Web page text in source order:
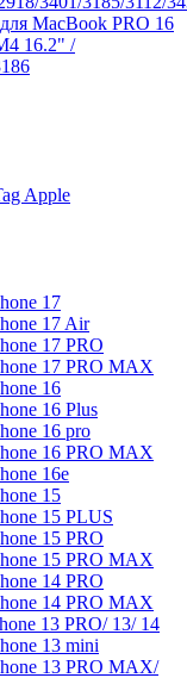
MacBook PRO 16
16.2" /
Apple
17
17 Air
17 PRO
17 PRO MAX
16
16 Plus
16 pro
16 PRO MAX
16e
15
15 PLUS
15 PRO
15 PRO MAX
14 PRO
14 PRO MAX
13 PRO/ 13/ 14
13 mini
13 PRO MAX/